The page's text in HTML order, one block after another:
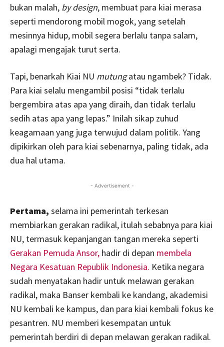
bukan malah, by design, membuat para kiai merasa
seperti mendorong mobil mogok, yang setelah
mesinnya hidup, mobil segera berlalu tanpa salam,
apalagi mengajak turut serta.
Tapi, benarkah Kiai NU mutungatau ngambek? Tidak.
Para kiai selalu mengambil posisi “tidak terlalu
bergembira atas apa yang diraih, dan tidak terlalu
sedih atas apa yang lepas.” Inilah sikap zuhud
keagamaan yang juga terwujud dalam politik. Yang
dipikirkan oleh para kiai sebenarnya, paling tidak, ada
dua hal utama.
- Advertisement -
Pertama, selama ini pemerintah terkesan
membiarkan gerakan radikal, itulah sebabnya para kiai
NU, termasuk kepanjangan tangan mereka seperti
Gerakan Pemuda Ansor, hadir di depan membela
Negara Kesatuan Republik Indonesia. Ketika negara
sudah menyatakan hadir untuk melawan gerakan
radikal, maka Banser kembali ke kandang, akademisi
NU kembali ke kampus, dan para kiai kembali fokus ke
pesantren. NU memberi kesempatan untuk
pemerintah berdiri di depan melawan gerakan radikal.